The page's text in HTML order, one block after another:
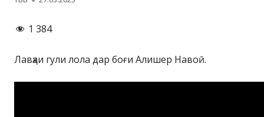
1 384
Лавҳаи гули лола дар боғи Алишер Навоӣ.